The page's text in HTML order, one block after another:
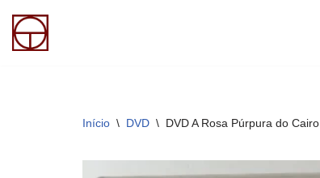
Pular
Início \ DVD \ DVD A Rosa Púrpura do Cairo